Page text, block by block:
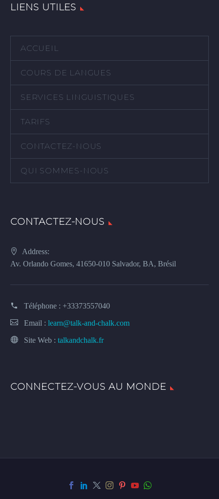
LIENS UTILES
ACCUEIL
COURS DE LANGUES
SERVICES LINGUISTIQUES
TARIFS
CONTACTEZ-NOUS
QUI SOMMES-NOUS
CONTACTEZ-NOUS
Address:
Av. Orlando Gomes, 41650-010 Salvador, BA, Brésil
Téléphone : +33373557040
Email : learn@talk-and-chalk.com
Site Web : talkandchalk.fr
CONNECTEZ-VOUS AU MONDE